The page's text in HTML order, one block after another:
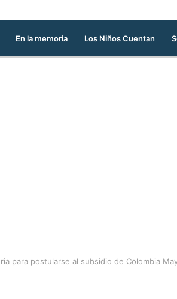
En la memoria Los Niños Cuentan
para postularse al subsidio de Colombia